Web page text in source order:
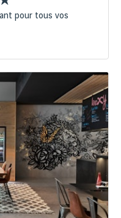
pour tous vos